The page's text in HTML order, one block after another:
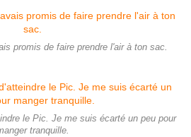
promis de faire prendre l'air à ton sac.
le Pic. Je me suis écarté un peu pour
tranquille.